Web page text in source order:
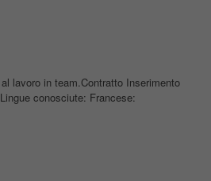
lavoro in team.Contratto Inserimento
conosciute: Francese: